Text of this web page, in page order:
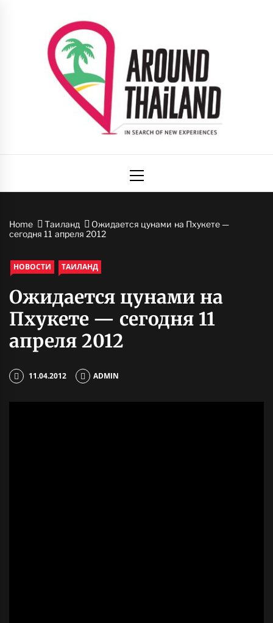
Таиланда
Menu
Home Таиланд
Ожидается цунами на Пхукете —
cегодня 11 апреля 2012
НОВОСТИ ТАИЛАНД
Ожидается цунами на
Пхукете — cегодня 11
апреля 2012
11.04.2012 ADMIN